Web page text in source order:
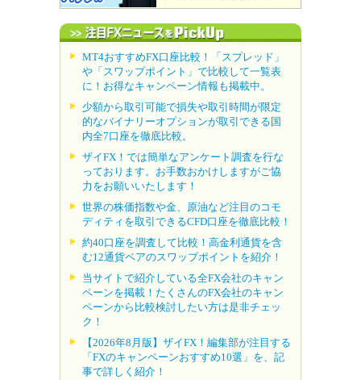
MT4おすすめFX口座比較！「スプレッド」
や「スワップポイント」で比較して一覧表
に！お得なキャンペーン情報も掲載中。
少額から取引可能で損失や取引時間が限定
的なバイナリーオプションが取引できる国
内全7口座を徹底比較。
ザイFX！では簡単なアンケート調査を行な
っております。お手数おかけしますがご協
力をお願いいたします！
世界の株価指数や金、原油など注目のコモ
ディティを取引できるCFD口座を徹底比較！
約40口座を調査して比較！高金利通貨を含
む12通貨ペアのスワップポイントを紹介！
当サイトで紹介している全FX会社のキャン
ペーンを掲載！たくさんのFX会社のキャン
ペーンから比較検討したい方は是非チェッ
ク！
【2026年8月版】ザイFX！編集部が注目する
「FXのキャンペーンおすすめ10選」を、記
事で詳しく紹介！